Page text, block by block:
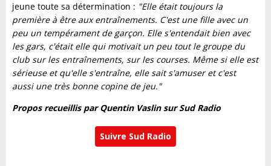
jeune toute sa détermination : "Elle était toujours la
première à être aux entraînements. C'est une fille avec un
peu un tempérament de garçon. Elle s'entendait bien avec
les gars, c'était elle qui motivait un peu tout le groupe du
club sur les entraînements, sur les courses. Même si elle est
sérieuse et qu'elle s'entraîne, elle sait s'amuser et c'est
aussi une très bonne copine de jeu."
Propos recueillis par Quentin Vaslin sur Sud Radio
Suivre Sud Radio